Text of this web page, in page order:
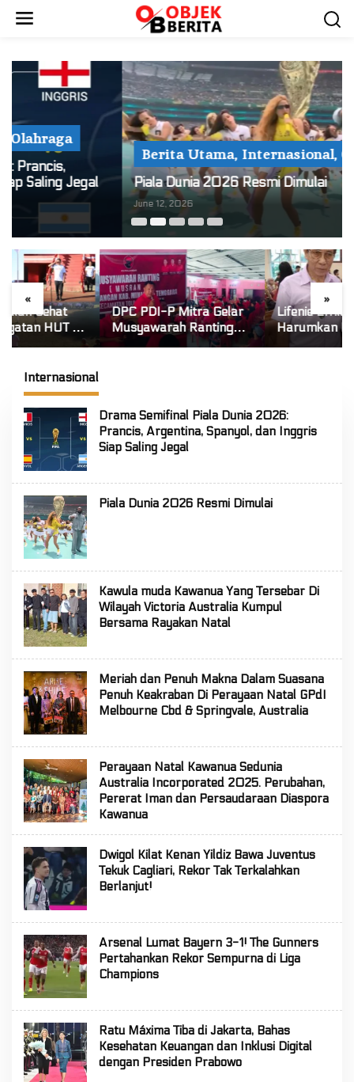
Berita Utama, Internasional,Olahraga
Piala Dunia 2026 Resmi Dimulai
June 12, 2026
« »
DPC PDI-P Mitra Gelar
Musyawarah Ranting
Se-Kecamatan Touluaan
Lifenie Efrilly Wungkana
Harumkan Nama Mitra!
Raih Juara 1 Cipta Lagu
Internasional
Drama Semifinal Piala Dunia 2026:
Prancis, Argentina, Spanyol, dan Inggris
Siap Saling Jegal
Piala Dunia 2026 Resmi Dimulai
Kawula muda Kawanua Yang Tersebar Di
Wilayah Victoria Australia Kumpul
Bersama Rayakan Natal
Meriah dan Penuh Makna Dalam Suasana
Penuh Keakraban Di Perayaan Natal GPdI
Melbourne Cbd & Springvale, Australia
Perayaan Natal Kawanua Sedunia
Australia Incorporated 2025. Perubahan,
Pererat Iman dan Persaudaraan Diaspora
Kawanua
Dwigol Kilat Kenan Yildiz Bawa Juventus
Tekuk Cagliari, Rekor Tak Terkalahkan
Berlanjut!
Arsenal Lumat Bayern 3-1! The Gunners
Pertahankan Rekor Sempurna di Liga
Champions
Ratu Máxima Tiba di Jakarta, Bahas
Kesehatan Keuangan dan Inklusi Digital
dengan Presiden Prabowo